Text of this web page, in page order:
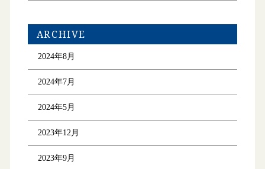
ARCHIVE
2024年8月
2024年7月
2024年5月
2023年12月
2023年9月